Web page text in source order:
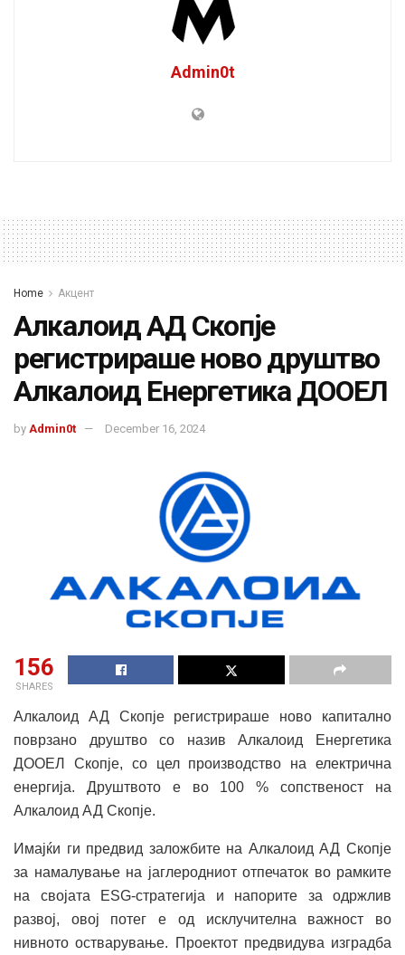
Admin0t
Home Акцент
Алкалоид АД Скопје
регистрираше ново друштво
Алкалоид Енергетика ДООЕЛ
by Admin0t December 16, 2024
156
SHARES
Алкалоид АД Скопје регистрираше ново капитално
поврзано друштво со назив Алкалоид Енергетика
ДООЕЛ Скопје, со цел производство на електрична
енергија. Друштвото е во 100 % сопственост на
Алкалоид АД Скопје.
Имајќи ги предвид заложбите на Алкалоид АД Скопје
за намалување на јаглеродниот отпечаток во рамките
на својата ESG-стратегија и напорите за одржлив
развој, овој потег е од исклучителна важност во
нивното остварување. Проектот предвидува изградба